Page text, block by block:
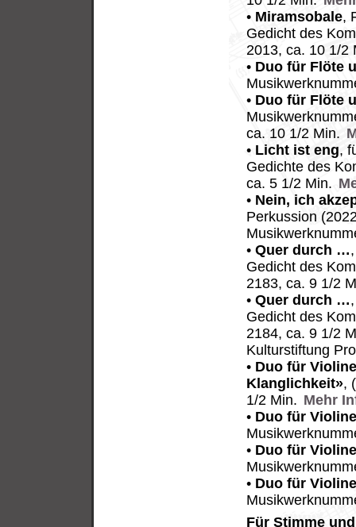
• Miramsobale,
Gedicht des
2013, ca. 10 1/2
• Duo für Flöte
• Duo für Flöte
ca. 10 1/2 Min.
• Licht ist eng,
Gedichte des
ca. 5 1/2 Min.
• Nein, ich
Perkussion
•Quer durch …
Gedicht des
2183, ca. 9 1/2
•Quer durch …
Gedicht des
2184, ca. 9 1/2
Kulturstiftung
• Duo für
Klanglichkeit»,
1/2 Min. Mehr
• Duo für
• Duo für
• Duo für
Für Stimme